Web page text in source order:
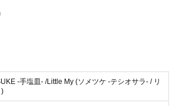
-手塩皿- /Little My (ソメツケ -テシオサラ- / リ
)